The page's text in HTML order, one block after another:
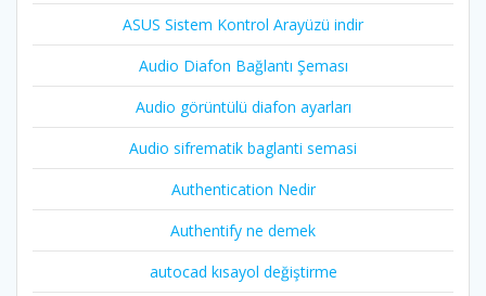
ASUS Sistem Kontrol Arayüzü indir
Audio Diafon Bağlantı Şeması
Audio görüntülü diafon ayarları
Audio sifrematik baglanti semasi
Authentication Nedir
Authentify ne demek
autocad kısayol değiştirme